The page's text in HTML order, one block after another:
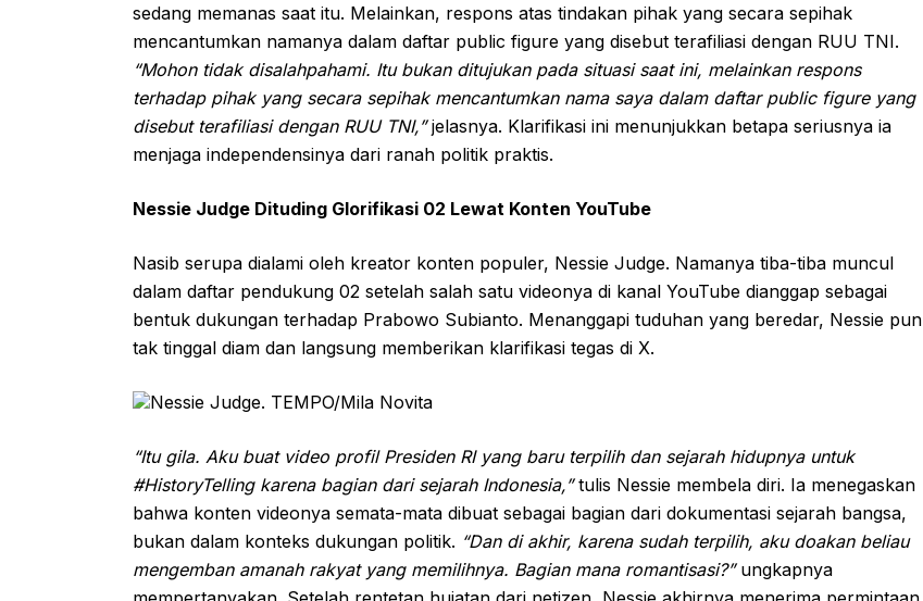
sedang memanas saat itu. Melainkan, respons atas tindakan pihak yang secara sepihak
mencantumkan namanya dalam daftar public figure yang disebut terafiliasi dengan RUU TNI.
“Mohon tidak disalahpahami. Itu bukan ditujukan pada situasi saat ini, melainkan respons
terhadap pihak yang secara sepihak mencantumkan nama saya dalam daftar public figure yang
disebut terafiliasi dengan RUU TNI,”jelasnya. Klarifikasi ini menunjukkan betapa seriusnya ia
menjaga independensinya dari ranah politik praktis.
Nessie Judge Dituding Glorifikasi 02 Lewat Konten YouTube
Nasib serupa dialami oleh kreator konten populer, Nessie Judge. Namanya tiba-tiba muncul
dalam daftar pendukung 02 setelah salah satu videonya di kanal YouTube dianggap sebagai
bentuk dukungan terhadap Prabowo Subianto. Menanggapi tuduhan yang beredar, Nessie pun
tak tinggal diam dan langsung memberikan klarifikasi tegas di X.
Nessie Judge. TEMPO/Mila Novita
“Itu gila. Aku buat video profil Presiden RI yang baru terpilih dan sejarah hidupnya untuk
#HistoryTelling karena bagian dari sejarah Indonesia,”tulis Nessie membela diri. Ia menegaskan
bahwa konten videonya semata-mata dibuat sebagai bagian dari dokumentasi sejarah bangsa,
bukan dalam konteks dukungan politik. “Dan di akhir, karena sudah terpilih, aku doakan beliau
mengemban amanah rakyat yang memilihnya. Bagian mana romantisasi?”ungkapnya